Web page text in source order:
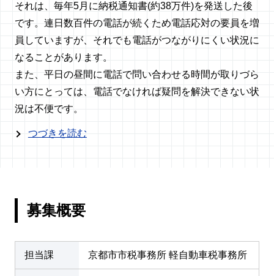
それは、毎年5月に納税通知書(約38万件)を発送した後
です。連日数百件の電話が続くため電話応対の要員を増
員していますが、それでも電話がつながりにくい状況に
なることがあります。
また、平日の昼間に電話で問い合わせる時間が取りづら
い方にとっては、電話でなければ疑問を解決できない状
況は不便です。
つづきを読む
募集概要
担当課 京都市市税事務所 軽自動車税事務所